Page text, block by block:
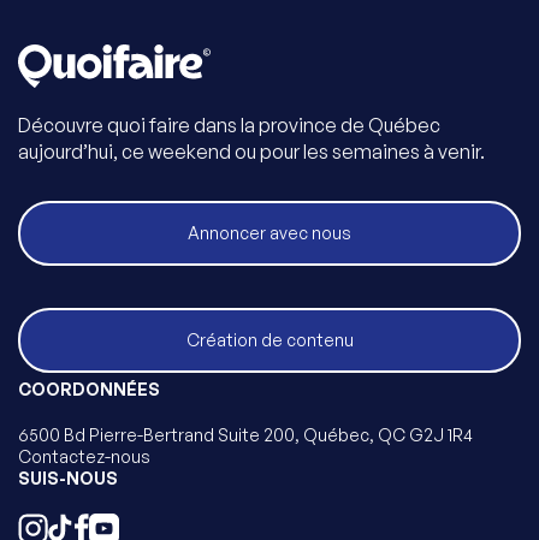
Découvre quoi faire dans la province de Québec
aujourd’hui, ce weekend ou pour les semaines à venir.
Annoncer avec nous
Création de contenu
COORDONNÉES
6500 Bd Pierre-Bertrand Suite 200, Québec, QC G2J 1R4
Contactez-nous
SUIS-NOUS